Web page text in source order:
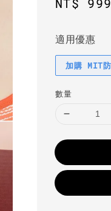
適用優惠
加購 MIT
數量